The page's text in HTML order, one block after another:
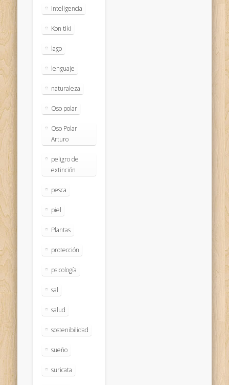
inteligencia
Kon tiki
lago
lenguaje
naturaleza
Oso polar
Oso Polar
Arturo
peligro de
extinción
pesca
piel
Plantas
protección
psicología
sal
salud
sostenibilidad
sueño
suricata